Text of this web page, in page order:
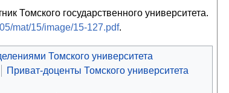
Томского государственного университета.
mat/15/image/15-127.pdf.
Томского университета
Приват-доценты Томского университета